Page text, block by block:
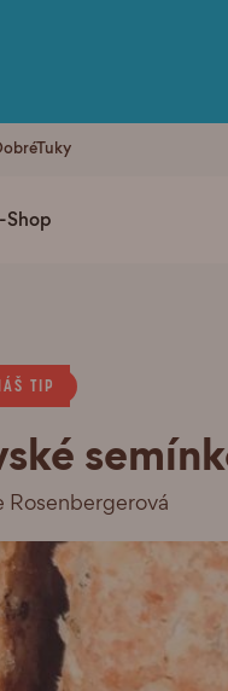
Shop
TIP
Rosenbergerová